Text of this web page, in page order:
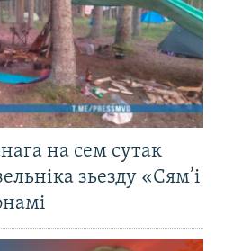
на сем сутак
зьезду «Сям’і